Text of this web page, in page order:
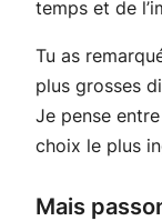
temps et de
Tu as
plus grosses
Je pense
choix le plus
Mais